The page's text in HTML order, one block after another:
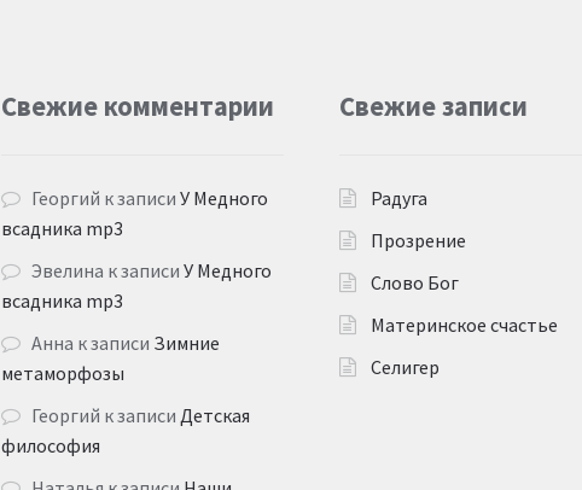
Свежие комментарии
Георгий к записи У Медного
всадника mp3
Эвелина к записи У Медного
всадника mp3
Анна к записи Зимние
метаморфозы
Георгий к записи Детская
философия
Свежие записи
Радуга
Прозрение
Слово Бог
Материнское счастье
Селигер